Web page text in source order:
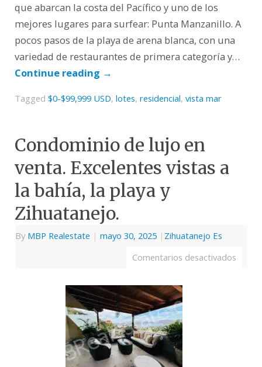
que abarcan la costa del Pacífico y uno de los
mejores lugares para surfear: Punta Manzanillo. A
pocos pasos de la playa de arena blanca, con una
variedad de restaurantes de primera categoría y…
Continue reading →
Tagged $0-$99,999 USD, lotes, residencial, vista mar
Condominio de lujo en
venta. Excelentes vistas a
la bahía, la playa y
Zihuatanejo.
By MBP Realestate | mayo 30, 2025 | Zihuatanejo Es
Comentarios desactivados